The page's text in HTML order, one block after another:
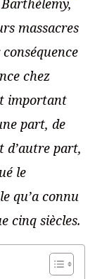
massacres
chez
important
part, de
d’autre part,
le
qu’a connu
cinq siècles.